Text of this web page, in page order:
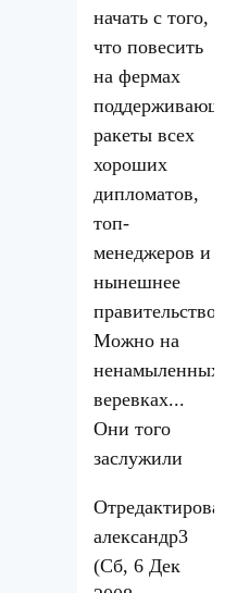
начать с того,
что повесить
на фермах
ракеты всех
хороших
дипломатов,
топ-
менеджеров и
нынешнее
правительство.
Можно на
ненамыленных
веревках...
Они того
заслужили
александр3
(Сб, 6 Дек